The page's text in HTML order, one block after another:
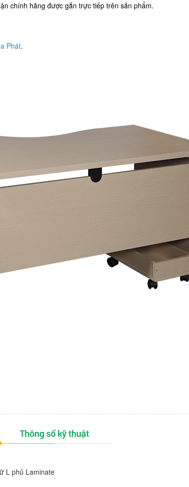
chính hãng được gắn trực tiếp trên sản phẩm.
Phát.
Thông số kỹ thuật
L phủ Laminate